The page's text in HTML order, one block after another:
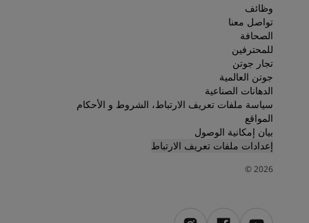
وظائف
تواصل معنا
الصحافة
للمحترفين
تجار جوتن
جوتن العالمية
الدهانات الصناعية
سياسة ملفات تعريف الارتباط، الشروط و الأحكام
المواقع
بيان إمكانية الوصول
إعدادات ملفات تعريف الارتباط
2026
©